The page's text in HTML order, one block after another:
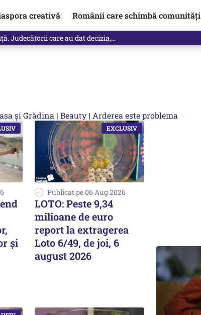
creativă Românii care schimbă comunități
Verdictul lui Bogdan Chirieac
și Grădina | Beauty | Arderea este problema
și
Publicat pe 06 Aug 2026
LOTO: Peste 9,34
milioane de euro
report la extragerea
Loto 6/49, de joi, 6
august 2026